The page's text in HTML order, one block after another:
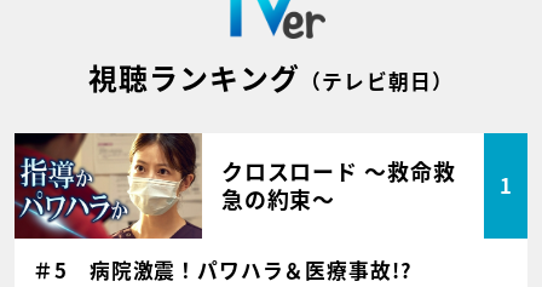
視聴ランキング （テレビ朝日）
クロスロード ～救命救
急の約束～
1
＃5 病院激震！パワハラ＆医療事故!?